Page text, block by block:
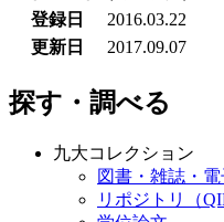
登録日
2016.03.22
更新日
2017.09.07
探す・調べる
九大コレクション
図書・雑誌・
リポジトリ（